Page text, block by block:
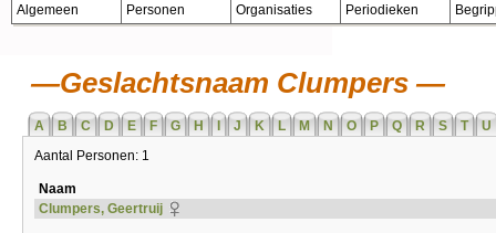
Algemeen Personen Organisaties Periodieken
Geslachtsnaam Clumpers
A B C D E F G H J K L M N O P Q R S T
U
Aantal Personen: 1
Naam
Clumpers, Geertruij